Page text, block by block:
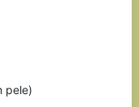
pele)